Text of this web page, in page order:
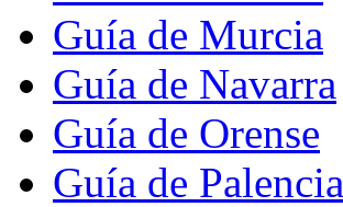
Guía de Murcia
Guía de Navarra
Guía de Orense
Guía de Palencia